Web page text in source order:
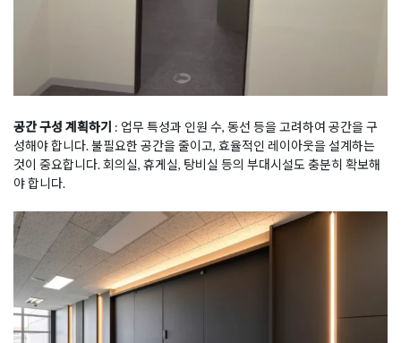
공간 구성 계획하기 : 업무 특성과 인원 수, 동선 등을 고려하여 공간을 구
성해야 합니다. 불필요한 공간을 줄이고, 효율적인 레이아웃을 설계하는
것이 중요합니다. 회의실, 휴게실, 탕비실 등의 부대시설도 충분히 확보해
야 합니다.